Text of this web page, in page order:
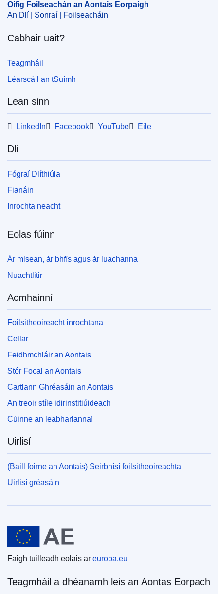
CELEX : 52020XC0402(01)
Oifig Foilseachán an Aontais Eorpaigh
An Dlí | Sonraí | Foilseacháin
Cabhair uait?
Teagmháil
Léarscáil an tSuímh
Lean sinn
LinkedIn Facebook YouTube Eile
Dlí
Fógraí Dlíthiúla
Fianáin
Inrochtaineacht
Eolas fúinn
Ár misean, ár bhfís agus ár luachanna
Nuachtlitir
Acmhainní
Foilsitheoireacht inrochtana
Cellar
Feidhmchláir an Aontais
Stór Focal an Aontais
Cartlann Ghréasáin an Aontais
An treoir stíle idirinstitiúideach
Cúinne an leabharlannaí
Uirlisí
(Baill foirne an Aontais) Seirbhísí foilsitheoireachta
Uirlisí gréasáin
An tAontas Eorpach
Faigh tuilleadh eolais ar europa.eu
Teagmháil a dhéanamh leis an Aontas Eorpach